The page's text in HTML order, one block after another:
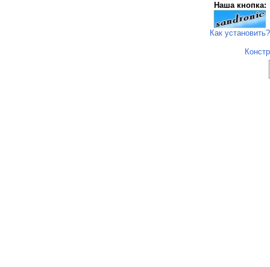
Наша кнопка:
Как установить?